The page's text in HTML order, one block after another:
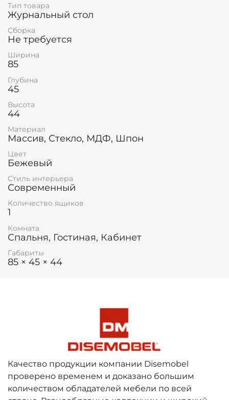
Тип товара
Журнальный стол
Сборка
Не требуется
Ширина
85
Глубина
45
Высота
44
Материал
Массив, Стекло, МДФ, Шпон
Цвет
Бежевый
Стиль интерьера
Современный
Количество ящиков
1
Комната
Спальня, Гостиная, Кабинет
Габариты
85 × 45 × 44
Качество продукции компании Disemobel
проверено временем и доказано большим
количеством обладателей мебели по всей